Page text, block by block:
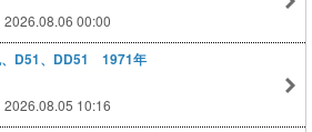
2026.08.06 00:00
、D51、DD51 1971年
2026.08.05 10:16